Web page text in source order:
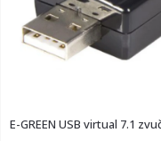
E-GREEN USB virtual 7.1